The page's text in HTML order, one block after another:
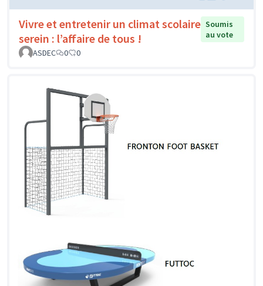
Vivre et entretenir un climat scolaire
serein : l’affaire de tous !
Soumis
au vote
ASDEC
0 0